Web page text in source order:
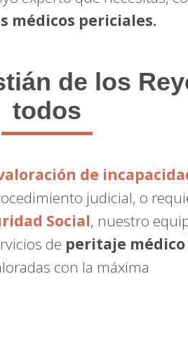
médicos periciales.
de los
todos
de
judicial, o
Social, nuestro
de peritaje médico
con la máxima